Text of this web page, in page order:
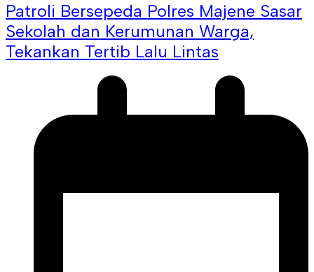
Patroli Bersepeda Polres Majene Sasar
Sekolah dan Kerumunan Warga,
Tekankan Tertib Lalu Lintas